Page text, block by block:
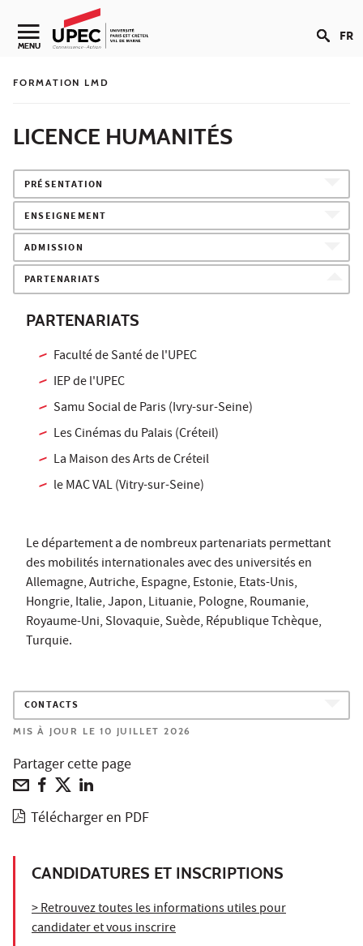
Aller au contenu
Navigation secondaire
MENU FR
FORMATION LMD
LICENCE HUMANITÉS
PRÉSENTATION
ENSEIGNEMENT
ADMISSION
PARTENARIATS
PARTENARIATS
Faculté de Santé de l'UPEC
IEP de l'UPEC
Samu Social de Paris (Ivry-sur-Seine)
Les Cinémas du Palais (Créteil)
La Maison des Arts de Créteil
le MAC VAL (Vitry-sur-Seine)
Le département a de nombreux partenariats permettant
des mobilités internationales avec des universités en
Allemagne, Autriche, Espagne, Estonie, Etats-Unis,
Hongrie, Italie, Japon, Lituanie, Pologne, Roumanie,
Royaume-Uni, Slovaquie, Suède, République Tchèque,
Turquie.
CONTACTS
MIS À JOUR LE 10 JUILLET 2026
Partager cette page
Télécharger en PDF
CANDIDATURES ET INSCRIPTIONS
> Retrouvez toutes les informations utiles pour
candidater et vous inscrire